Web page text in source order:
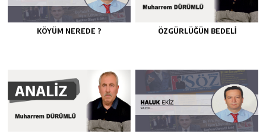
KÖYÜM NEREDE ? ÖZGÜRLÜĞÜN BEDELİ